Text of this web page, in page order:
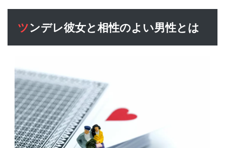
ツンデレ彼女と相性のよい男性とは